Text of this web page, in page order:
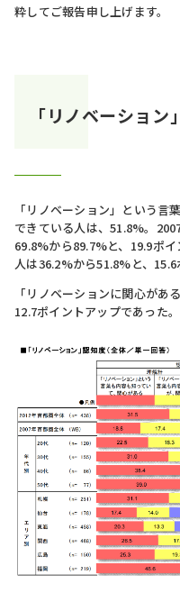
粋してご報告申し上げます。
「リノベーショ
「リノベーション」という言
できている人は、51.8%。
69.8%から89.7%と、19.9ポ
人は36.2%から51.8%と、15.6
「リノベーションに関心があ
12.7ポイントアップであった。